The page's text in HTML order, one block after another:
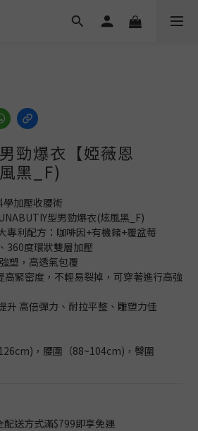
勁爆衣【婭薇恩
黑_F)
加壓收腰術
型男勁爆衣(炫風黑_F)
專利配方：咖啡因+有機鍺+覆盆莓
360度環狀雙層加壓
塑，高透氣包覆
緊密度，不輕易裂掉，可穿著進行高強
升 高倍彈力、耐拉平整、雕塑力佳
，腰圍（88~104cm)，臀圍
送方式滿$799即享免運